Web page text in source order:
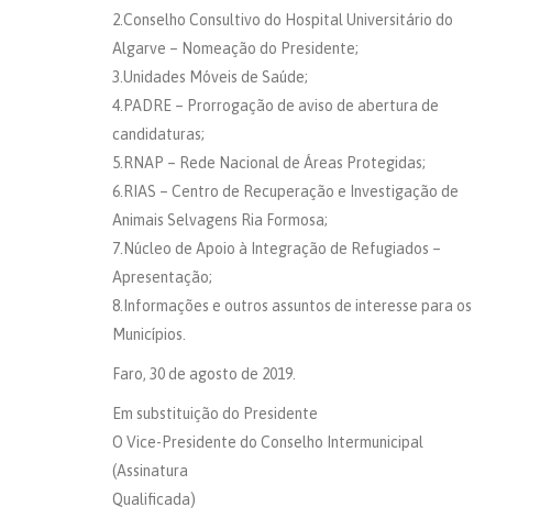
2.Conselho Consultivo do Hospital Universitário do
Algarve – Nomeação do Presidente;
3.Unidades Móveis de Saúde;
4.PADRE – Prorrogação de aviso de abertura de
candidaturas;
5.RNAP – Rede Nacional de Áreas Protegidas;
6.RIAS – Centro de Recuperação e Investigação de
Animais Selvagens Ria Formosa;
7.Núcleo de Apoio à Integração de Refugiados –
Apresentação;
8.Informações e outros assuntos de interesse para os
Municípios.
Faro, 30 de agosto de 2019.
Em substituição do Presidente
O Vice-Presidente do Conselho Intermunicipal
(Assinatura
Qualificada)